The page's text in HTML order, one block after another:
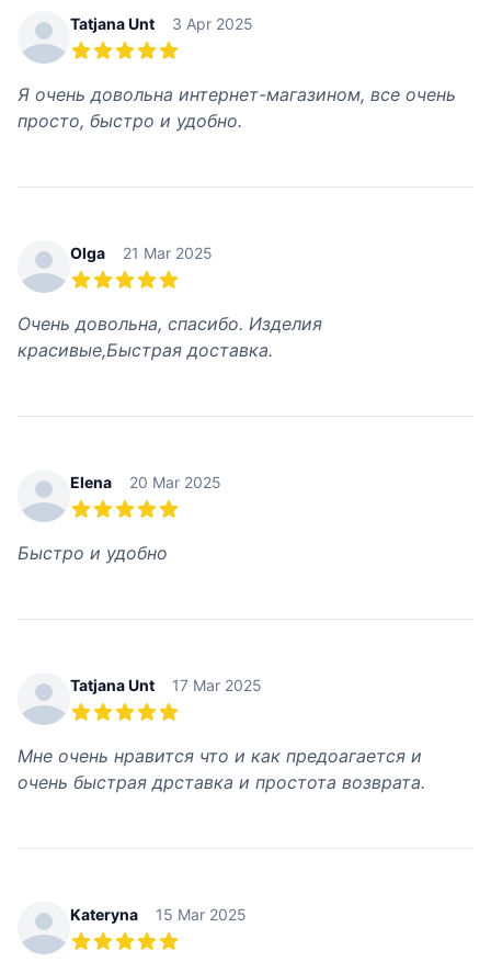
Tatjana Unt 3 Apr 2025
Я очень довольна интернет-магазином, все очень
просто, быстро и удобно.
Olga 21 Mar 2025
Очень довольна, спасибо. Изделия
красивые,Быстрая доставка.
Elena 20 Mar 2025
Быстро и удобно
Tatjana Unt 17 Mar 2025
Мне очень нравится что и как предоагается и
очень быстрая дрставка и простота возврата.
Kateryna 15 Mar 2025